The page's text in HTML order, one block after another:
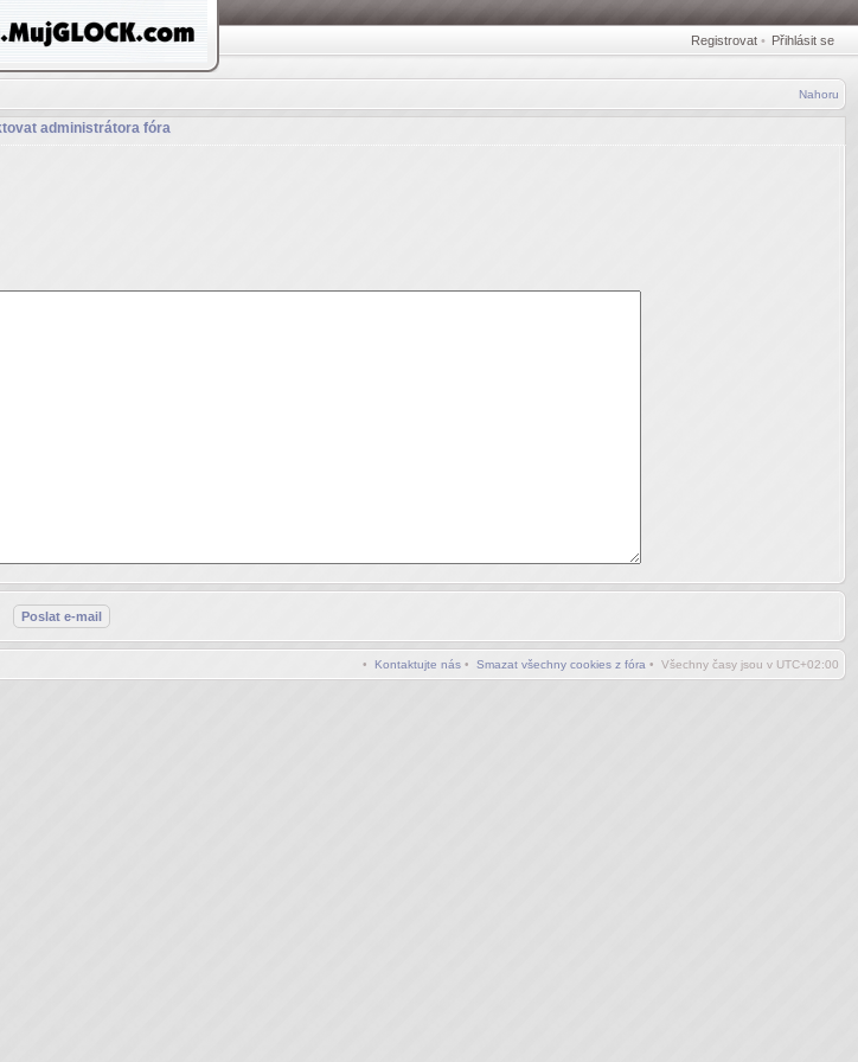
Registrovat • Přihlásit se
Nahoru
administrátora fóra
• Všechny časy jsou v UTC+02:00
• Smazat všechny cookies z fóra
• Kontaktujte nás